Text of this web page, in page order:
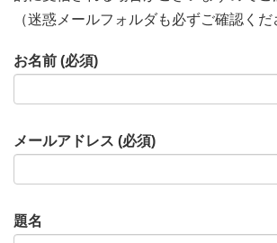
（迷惑メールフォルダも必ずご確認くだ
お名前 (必須)
メールアドレス (必須)
題名